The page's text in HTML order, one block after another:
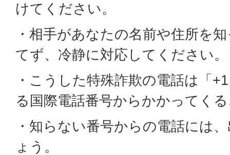
けてください。
・相手があなたの名前や住所を
てず、冷静に対応してください。
・こうした特殊詐欺の電話は「
る国際電話番号からかかってく
・知らない番号からの電話には
ょう。